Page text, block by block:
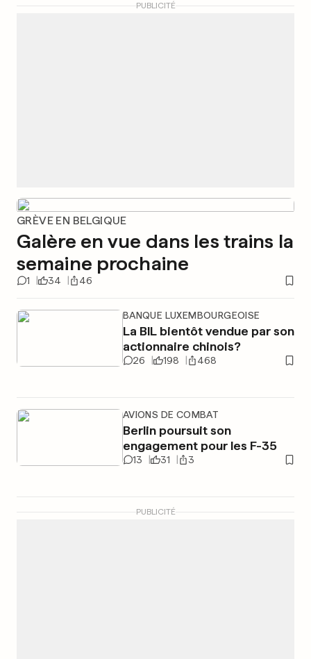
PUBLICITÉ
GRÈVE EN BELGIQUE
Galère en vue dans les trains la
semaine prochaine
1 34 46
BANQUE LUXEMBOURGEOISE
La BIL bientôt vendue par son
actionnaire chinois?
26 198 468
AVIONS DE COMBAT
Berlin poursuit son
engagement pour les F-35
13 31 3
PUBLICITÉ